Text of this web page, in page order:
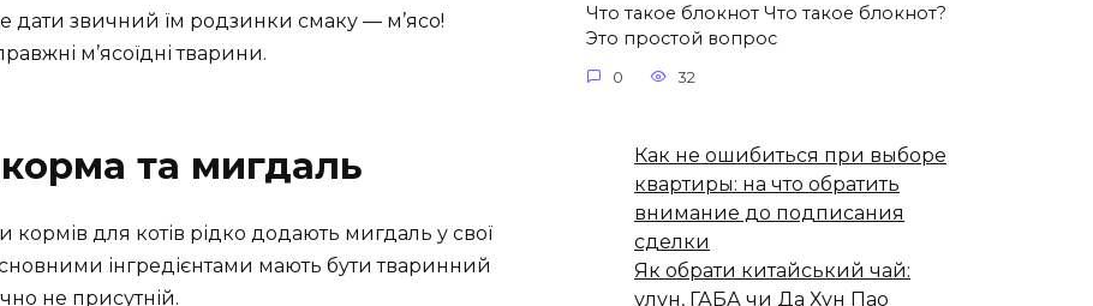
дати звичний їм родзинки смаку — м’ясо!
м’ясоїдні тварини.
корма та мигдаль
для котів рідко додають мигдаль у свої
інгредієнтами мають бути тваринний
не присутній.
Что такое блокнот Что такое блокнот?
Это простой вопрос
0 32
Как не ошибиться при выборе
квартиры: на что обратить
внимание до подписания
сделки
Як обрати китайський чай:
улун, ГАБА чи Да Хун Пао